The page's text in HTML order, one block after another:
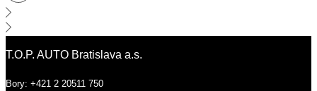
T.O.P. AUTO Bratislava a.s.
Bory: +421 2 20511 750